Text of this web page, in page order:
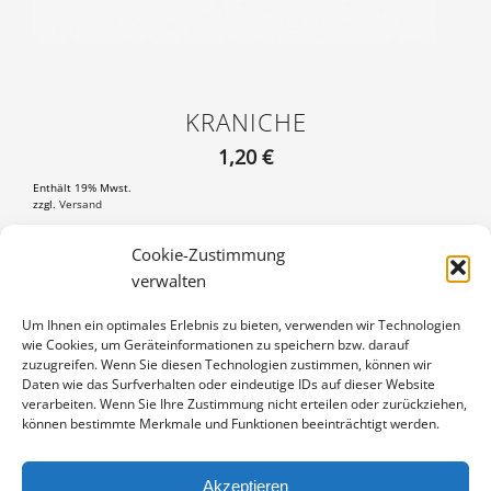
Cookie-Zustimmung
verwalten
Um Ihnen ein optimales Erlebnis zu bieten, verwenden wir Technologien
wie Cookies, um Geräteinformationen zu speichern bzw. darauf
zuzugreifen. Wenn Sie diesen Technologien zustimmen, können wir
Daten wie das Surfverhalten oder eindeutige IDs auf dieser Website
verarbeiten. Wenn Sie Ihre Zustimmung nicht erteilen oder zurückziehen,
können bestimmte Merkmale und Funktionen beeinträchtigt werden.
Akzeptieren
KRANICHE
1,20 €
Enthält 19% Mwst.
zzgl. Versand
IN DEN WARENKORB
Artikelnummer:PK-16090526
Kategorie: Kraniche